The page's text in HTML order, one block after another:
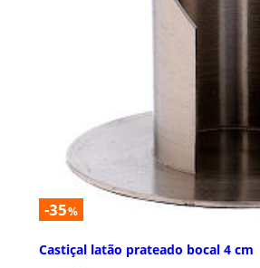
-35%
Castiçal latão prateado bocal 4 cm